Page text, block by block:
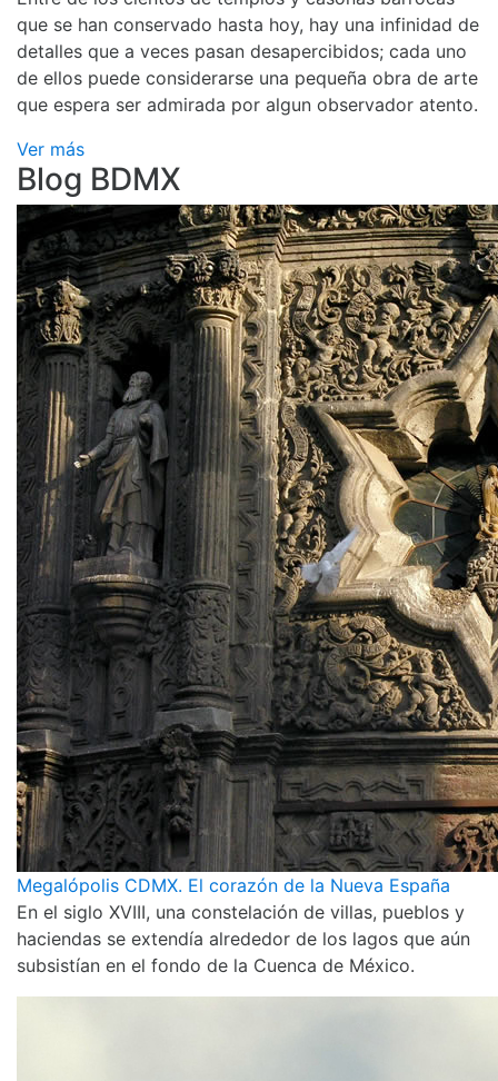
que se han conservado hasta hoy, hay una infinidad de
detalles que a veces pasan desapercibidos; cada uno
de ellos puede considerarse una pequeña obra de arte
que espera ser admirada por algun observador atento.
Ver más
Blog BDMX
Megalópolis CDMX. El corazón de la Nueva España
En el siglo XVIII, una constelación de villas, pueblos y
haciendas se extendía alrededor de los lagos que aún
subsistían en el fondo de la Cuenca de México.